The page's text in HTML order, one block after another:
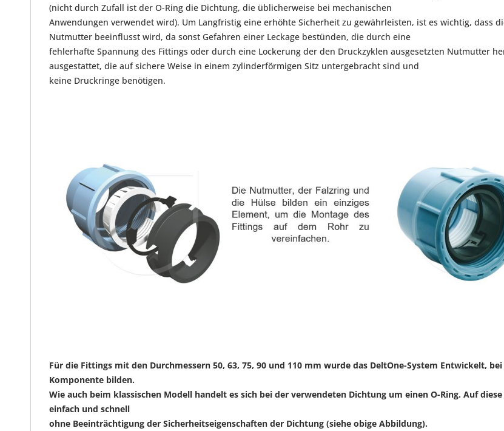
(nicht durch Zufall ist der O-Ring die Dichtung, die üblicherweise bei mechanischen
Anwendungen verwendet wird). Um Langfristig eine erhöhte Sicherheit zu gewährleisten, ist es wichtig, dass
Nutmutter beeinflusst wird, da sonst Gefahren einer Leckage bestünden, die durch eine
fehlerhafte Spannung des Fittings oder durch eine Lockerung der den Druckzyklen ausgesetzten Nutmutter
ausgestattet, die auf sichere Weise in einem zylinderförmigen Sitz untergebracht sind und
keine Druckringe benötigen.
Für die Fittings mit den Durchmessern 50, 63, 75, 90 und 110 mm wurde das DeltOne-System Entwickelt,
Komponente bilden.
Wie auch beim klassischen Modell handelt es sich bei der verwendeten Dichtung um einen O-Ring. Auf
einfach und schnell
ohne Beeinträchtigung der Sicherheitseigenschaften der Dichtung (siehe obige Abbildung).